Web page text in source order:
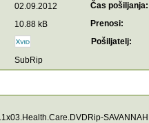
02.09.2012 Čas pošiljanja:
10.88 kB Prenosi:
Pošiljatelj:
SubRip